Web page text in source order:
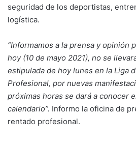
seguridad de los deportistas,
logística.
“Informamos a la prensa y opinión
hoy (10 de mayo 2021), no se
estipulada de hoy lunes en la Liga
Profesional, por nuevas
próximas horas se dará a conocer
calendario”. Informo la oficina de
rentado profesional.